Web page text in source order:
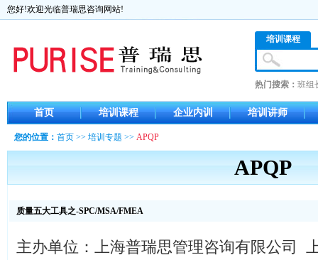
您好!欢迎光临普瑞思咨询网站!
培训课程
热门搜索： 班组
首页 培训课程 企业内训 培训讲师
您的位置： 首页 >> 培训专题 >> APQP
APQP
质量五大工具之-SPC/MSA/FMEA
主办单位：上海普瑞思管理咨询有限公司